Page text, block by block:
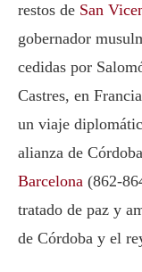
restos de San
gobernador
cedidas por
Castres, en
un viaje
alianza de
Barcelona (862-
tratado de paz y
de Córdoba y el